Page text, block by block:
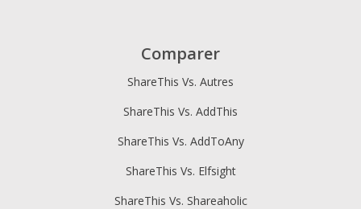
Comparer
ShareThis Vs. Autres
ShareThis Vs. AddThis
ShareThis Vs. AddToAny
ShareThis Vs. Elfsight
ShareThis Vs. Shareaholic